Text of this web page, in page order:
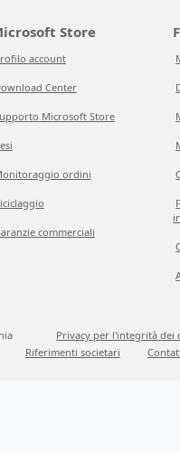
Store
account
Center
Microsoft Store
ordini
commerciali
Privacy per l'integrità dei
Riferimenti societari